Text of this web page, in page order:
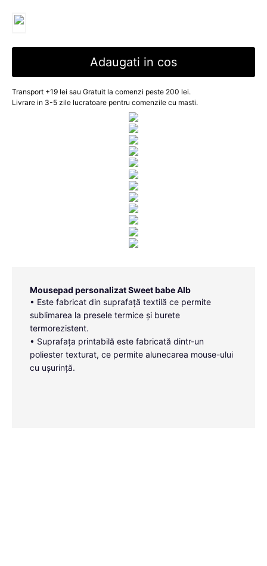
Adaugati in cos
Transport +19 lei sau Gratuit la comenzi peste 200 lei.
Livrare in 3-5 zile lucratoare pentru comenzile cu masti.
Mousepad personalizat Sweet babe Alb
• Este fabricat din suprafață textilă ce permite
sublimarea la presele termice și burete
termorezistent.
• Suprafața printabilă este fabricată dintr-un
poliester texturat, ce permite alunecarea mouse-ului
cu ușurință.